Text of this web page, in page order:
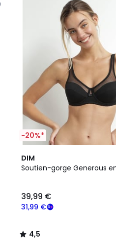
-20%*
DIM
Soutien-gorge Generous
31,99 €
39,99 €
4,5
/ 5
5
Couleurs
4,5
/